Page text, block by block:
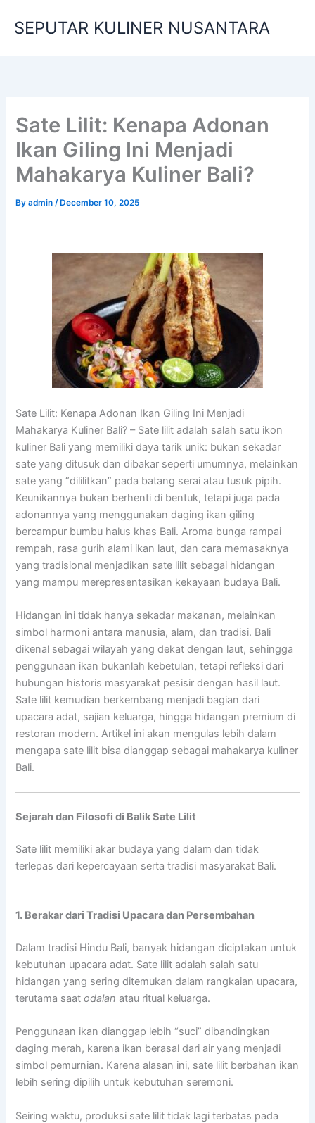
SEPUTAR KULINER NUSANTARA
Sate Lilit: Kenapa Adonan
Ikan Giling Ini Menjadi
Mahakarya Kuliner Bali?
Byadmin/ December 10, 2025
Sate Lilit: Kenapa Adonan Ikan Giling Ini Menjadi
Mahakarya Kuliner Bali? – Sate lilit adalah salah satu ikon
kuliner Bali yang memiliki daya tarik unik: bukan sekadar
sate yang ditusuk dan dibakar seperti umumnya, melainkan
sate yang “dililitkan” pada batang serai atau tusuk pipih.
Keunikannya bukan berhenti di bentuk, tetapi juga pada
adonannya yang menggunakan daging ikan giling
bercampur bumbu halus khas Bali. Aroma bunga rampai
rempah, rasa gurih alami ikan laut, dan cara memasaknya
yang tradisional menjadikan sate lilit sebagai hidangan
yang mampu merepresentasikan kekayaan budaya Bali.
Hidangan ini tidak hanya sekadar makanan, melainkan
simbol harmoni antara manusia, alam, dan tradisi. Bali
dikenal sebagai wilayah yang dekat dengan laut, sehingga
penggunaan ikan bukanlah kebetulan, tetapi refleksi dari
hubungan historis masyarakat pesisir dengan hasil laut.
Sate lilit kemudian berkembang menjadi bagian dari
upacara adat, sajian keluarga, hingga hidangan premium di
restoran modern. Artikel ini akan mengulas lebih dalam
mengapa sate lilit bisa dianggap sebagai mahakarya kuliner
Bali.
Sejarah dan Filosofi di Balik Sate Lilit
Sate lilit memiliki akar budaya yang dalam dan tidak
terlepas dari kepercayaan serta tradisi masyarakat Bali.
1. Berakar dari Tradisi Upacara dan Persembahan
Dalam tradisi Hindu Bali, banyak hidangan diciptakan untuk
kebutuhan upacara adat. Sate lilit adalah salah satu
hidangan yang sering ditemukan dalam rangkaian upacara,
terutama saatodalan atau ritual keluarga.
Penggunaan ikan dianggap lebih “suci” dibandingkan
daging merah, karena ikan berasal dari air yang menjadi
simbol pemurnian. Karena alasan ini, sate lilit berbahan ikan
lebih sering dipilih untuk kebutuhan seremoni.
Seiring waktu, produksi sate lilit tidak lagi terbatas pada